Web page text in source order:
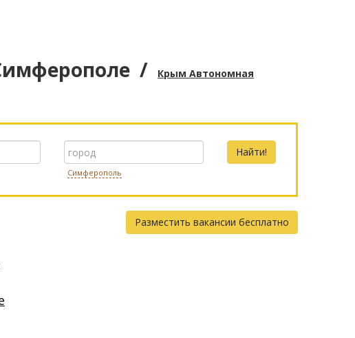
/
Крым Автономная
Симферополь
Разместить вакансии бесплатно